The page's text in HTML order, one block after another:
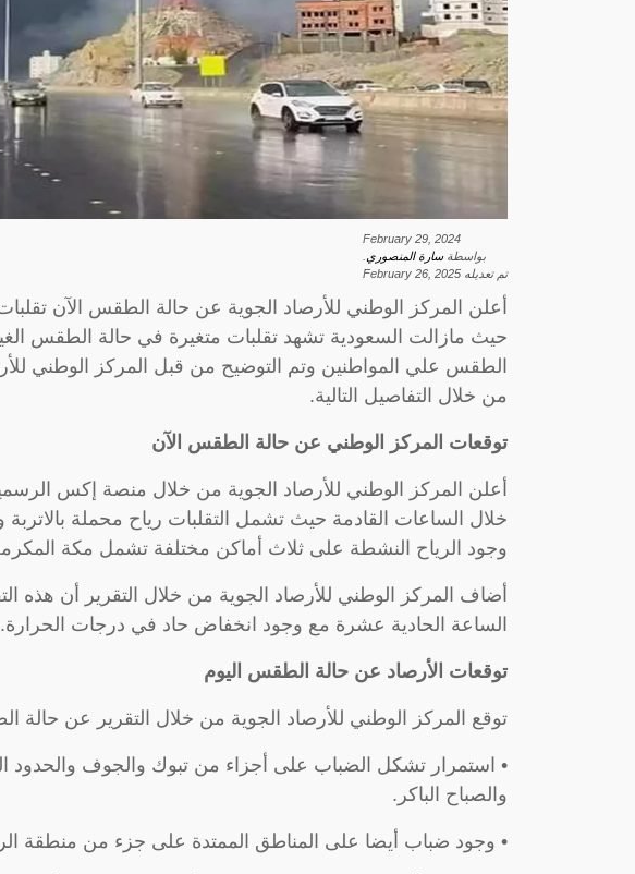
February 29, 2024
بواسطةسارة المنصوري
تم تعديله February 26, 2025
أعلن المركز الوطني للأرصاد الجوية عن حالة الطقس الآن
حيث مازالت السعودية تشهد تقلبات متغيرة في حالة الطقس
الطقس علي المواطنين وتم التوضيح من قبل المركز الوطني
من خلال التفاصيل التالية.
توقعات المركز الوطني عن حالة الطقس الآن
أعلن المركز الوطني للأرصاد الجوية من خلال منصة إكس
خلال الساعات القادمة حيث تشمل التقلبات رياح محملة بالاتربة
وجود الرياح النشطة على ثلاث أماكن مختلفة تشمل مكة
أضاف المركز الوطني للأرصاد الجوية من خلال التقرير أن هذه
الساعة الحادية عشرة مع وجود انخفاض حاد في درجات الحرارة.
توقعات الأرصاد عن حالة الطقس اليوم
توقع المركز الوطني للأرصاد الجوية من خلال التقرير عن حالة
• استمرار تشكل الضباب على أجزاء من تبوك والجوف والحدود
والصباح الباكر.
• وجود ضباب أيضا على المناطق الممتدة على جزء من منطقة